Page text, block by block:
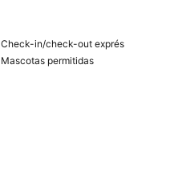
Check-in/check-out exprés
Mascotas permitidas